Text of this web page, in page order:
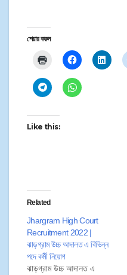
শেয়ার করুন
Like this:
Related
Jhargram High Court
Recruitment 2022 |
ঝাড়গ্রাম উচ্চ আদালত এ বিভিন্ন
পদে কর্মী নিয়োগ
ঝাড়গ্রাম উচ্চ আদালত এ